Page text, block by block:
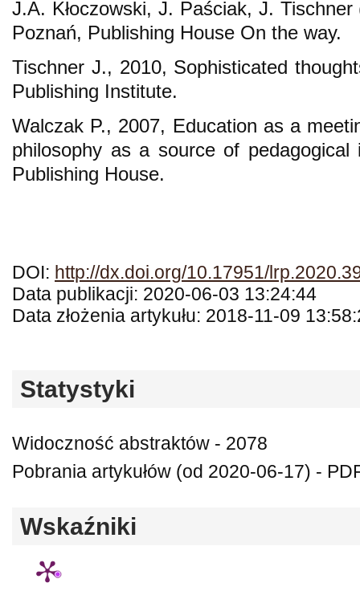
J.A. Kłoczowski, J. Paściak, J.
Poznań, Publishing House On the way.
Tischner J., 2010, Sophisticated
Publishing Institute.
Walczak P., 2007, Education as a
philosophy as a source of pedagogical
Publishing House.
DOI: http://dx.doi.org/10.17951/
Data publikacji: 2020-06-03 13:24:44
Data złożenia artykułu: 2018-11-09
Statystyki
Widoczność abstraktów - 2078
Pobrania artykułów (od 2020-06-17) -
Wskaźniki